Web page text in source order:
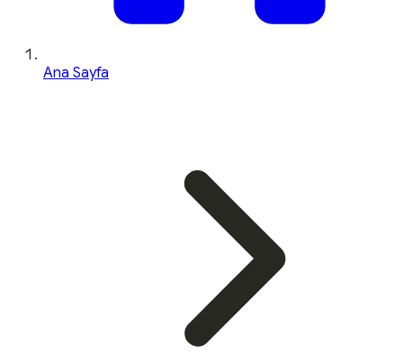
Ana Sayfa